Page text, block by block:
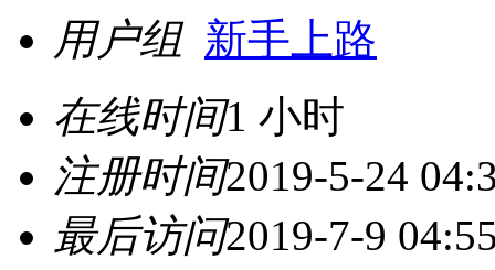
用户组 新手上路
在线时间1 小时
注册时间2019-5-24
最后访问2019-7-9